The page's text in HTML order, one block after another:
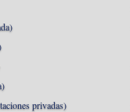
privadas)